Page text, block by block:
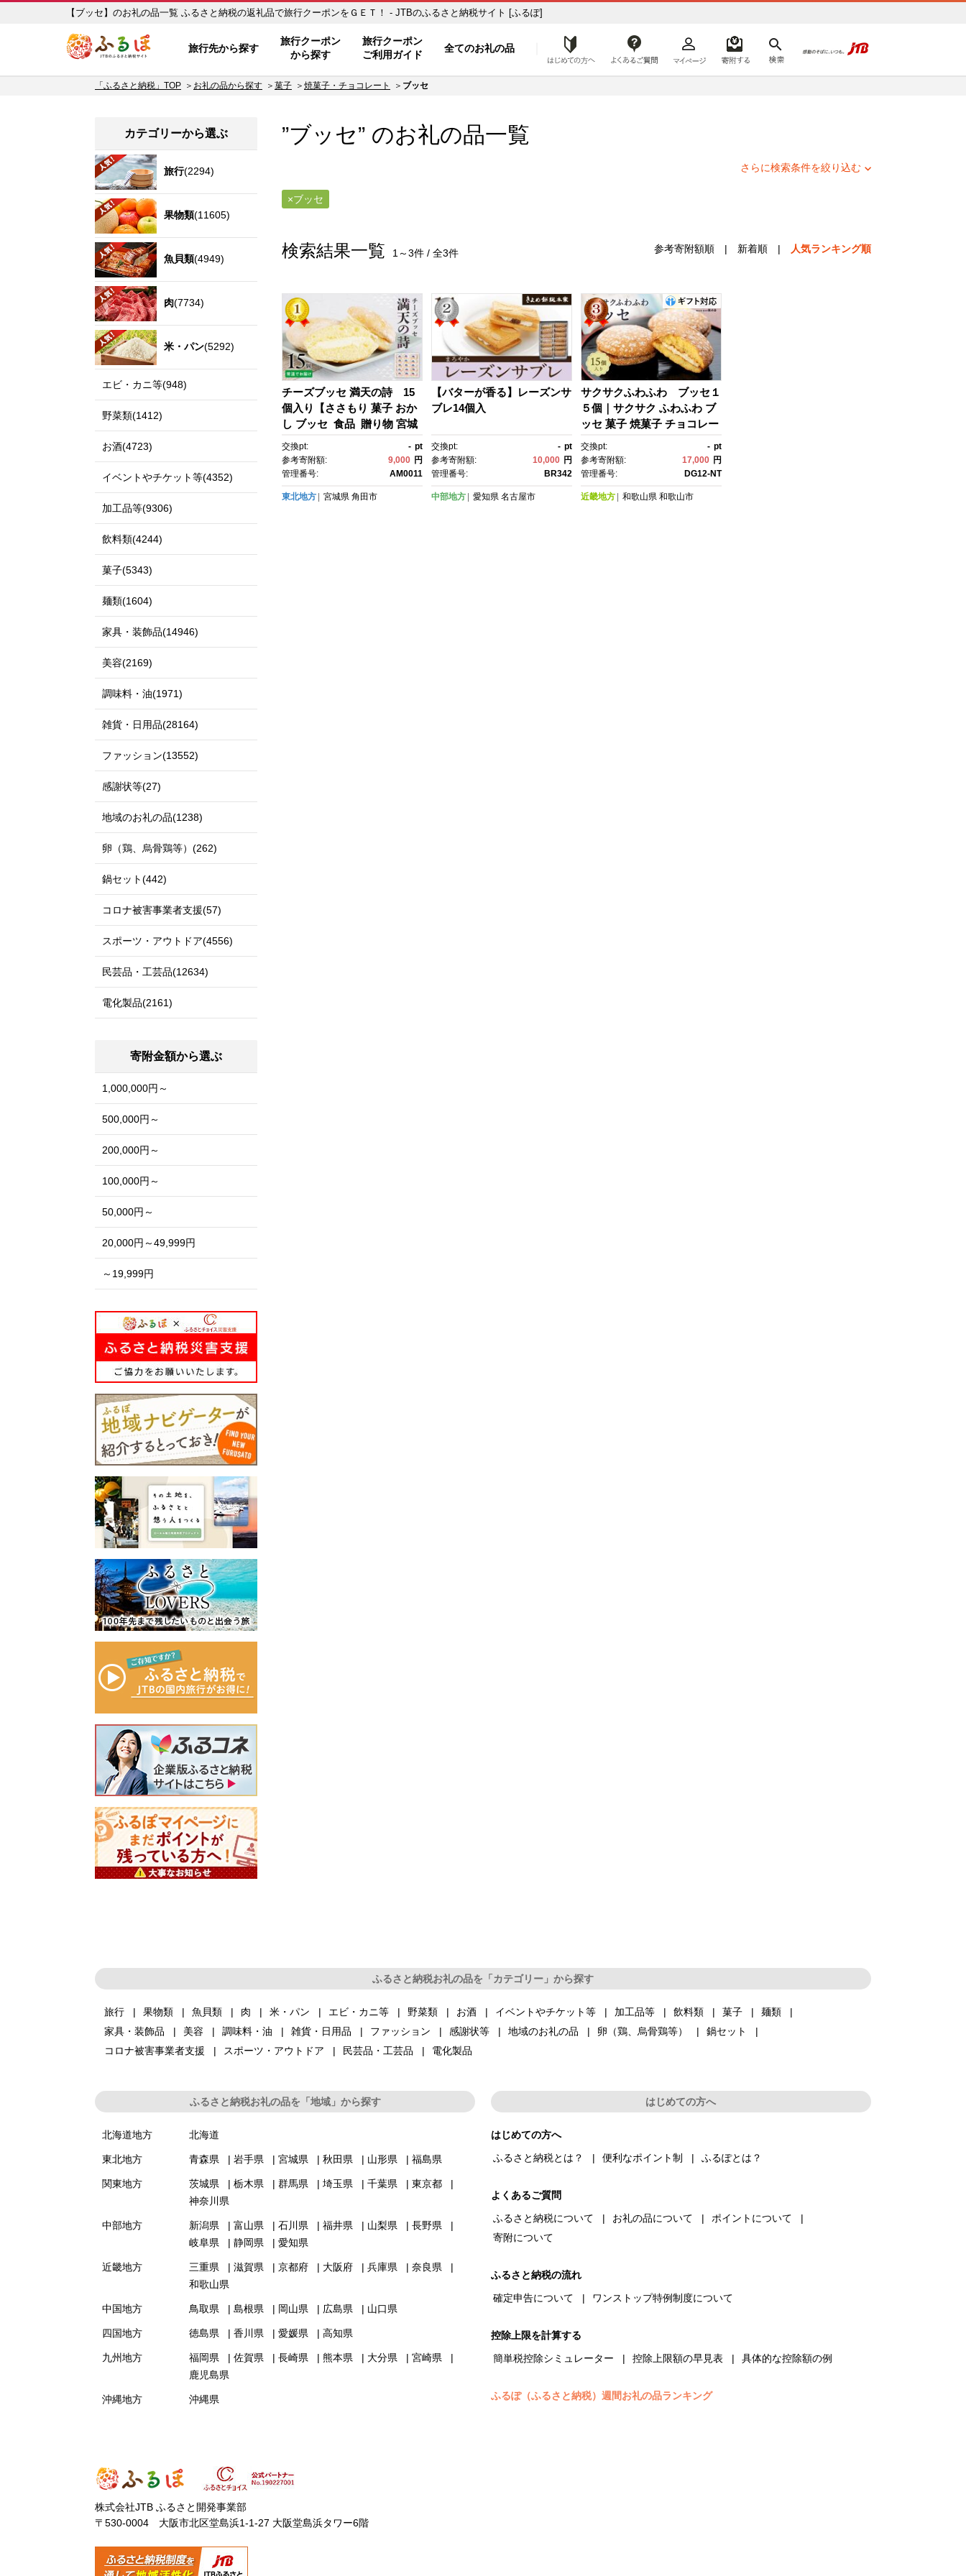
【ブッセ】のお礼の品一覧 ふるさと納税の返礼品で旅行クーポンをＧＥＴ！ - JTBのふるさと納税サイト [ふるぽ]
旅行先から探す
旅行クーポン
から探す
旅行クーポン
ご利用ガイド
全てのお礼の品 はじめての方へ
「ふるさと納税」TOP お礼の品から探す 菓子 焼菓子・チョコレート ブッセ
”ブッセ” のお礼の品一覧
さらに検索条件を絞り込む
ブッセ
検索結果一覧 1～3件 / 全3件 参考寄附額順 | 新着順 | 人気ランキング順
チーズブッセ 満天の詩 15
個入り【ささもり 菓子 おか
し ブッセ 食品 贈り物 宮城
県 名物 銘菓 ふるさとの
味 人気 おすすめ 送料無料】
交換pt: - pt
参考寄附額:
9,000 円
管理番号:
AM0011
東北地方 宮城県 角田市
【バターが香る】レーズンサ
ブレ14個入
交換pt: - pt
参考寄附額:
10,000 円
管理番号:
BR342
中部地方 愛知県 名古屋市
サクサクふわふわ ブッセ１
５個｜サクサク ふわふわ ブ
ッセ 菓子 焼菓子 チョコレー
ト スイーツ デザート 食品 ブ
ッセ おかし ケーキ カステ
ラ シフォンケーキ ロールケ
ト 手土産 贈り物 お取り寄
交換pt: - pt
参考寄附額:
17,000 円
管理番号:
DG12-NT
近畿地方 和歌山県 和歌山市
カテゴリーから選ぶ
旅行(2294)
果物類(11605)
魚貝類(4949)
肉(7734)
米・パン(5292)
エビ・カニ等(948)
野菜類(1412)
お酒(4723)
イベントやチケット等(4352)
加工品等(9306)
飲料類(4244)
菓子(5343)
麺類(1604)
家具・装飾品(14946)
美容(2169)
調味料・油(1971)
雑貨・日用品(28164)
ファッション(13552)
感謝状等(27)
地域のお礼の品(1238)
卵（鶏、烏骨鶏等）(262)
鍋セット(442)
コロナ被害事業者支援(57)
スポーツ・アウトドア(4556)
民芸品・工芸品(12634)
電化製品(2161)
寄附金額から選ぶ
1,000,000円～
500,000円～
200,000円～
100,000円～
50,000円～
20,000円～49,999円
～19,999円
ふるさと納税お礼の品を「カテゴリー」から探す
旅行 果物類 魚貝類 肉 米・パン エビ・カニ等 野菜類 お酒 イベントやチケット等 加工品等 飲料類 菓子
麺類
家具・装飾品
美容 調味料・油 雑貨・日用品 ファッション 感謝状等 地域のお礼の品 卵（鶏、烏骨鶏等）
鍋セット
コロナ被害事業者支援
スポーツ・アウトドア 民芸品・工芸品 電化製品
ふるさと納税お礼の品を「地域」から探す
北海道地方 北海道
東北地方 青森県 岩手県 宮城県 秋田県 山形県 福島県
関東地方 茨城県 栃木県 群馬県 埼玉県 千葉県
東京都
神奈川県
中部地方 新潟県 富山県 石川県 福井県 山梨県
長野県
岐阜県
静岡県 愛知県
近畿地方 三重県 滋賀県 京都府 大阪府 兵庫県
奈良県
和歌山県
中国地方 鳥取県 島根県 岡山県 広島県 山口県
四国地方 徳島県 香川県 愛媛県 高知県
九州地方 福岡県 佐賀県 長崎県 熊本県 大分県
宮崎県
鹿児島県
沖縄地方 沖縄県
はじめての方へ
はじめての方へ
ふるさと納税とは？
便利なポイント制 ふるぽとは？
よくあるご質問
ふるさと納税について
お礼の品について
ポイントについて
寄附について
ふるさと納税の流れ
確定申告について
ワンストップ特例制度について
控除上限を計算する
簡単税控除シミュレーター
控除上限額の早見表 具体的な控除額の例
ふるぽ（ふるさと納税）週間お礼の品ランキング
株式会社JTB ふるさと開発事業部
〒530-0004 大阪市北区堂島浜1-1-27 大阪堂島浜タワー6階